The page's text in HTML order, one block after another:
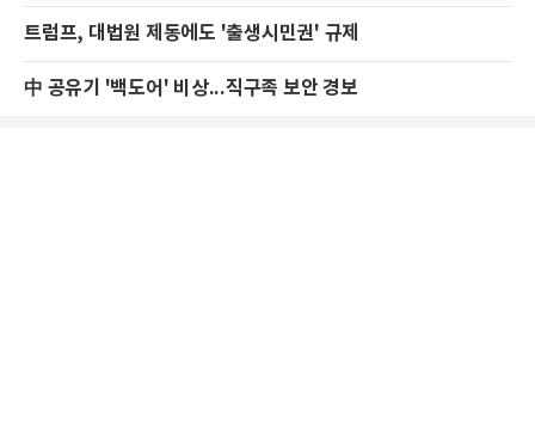
트럼프, 대법원 제동에도 '출생시민권' 규제
中 공유기 '백도어' 비상...직구족 보안 경보